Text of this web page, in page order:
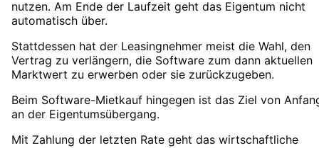
nutzen. Am Ende der Laufzeit geht das Eigentum nicht
automatisch über.
Stattdessen hat der Leasingnehmer meist die Wahl, den
Vertrag zu verlängern, die Software zum dann aktuellen
Marktwert zu erwerben oder sie zurückzugeben.
Beim Software-Mietkauf hingegen ist das Ziel von
an der Eigentumsübergang.
Mit Zahlung der letzten Rate geht das wirtschaftliche